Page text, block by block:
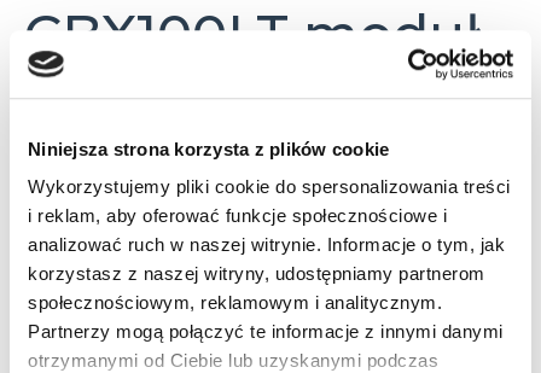
Niniejsza strona korzysta z plików cookie
Wykorzystujemy pliki cookie do spersonalizowania treści
i reklam, aby oferować funkcje społecznościowe i
analizować ruch w naszej witrynie. Informacje o tym, jak
korzystasz z naszej witryny, udostępniamy partnerom
społecznościowym, reklamowym i analitycznym.
Partnerzy mogą połączyć te informacje z innymi danymi
otrzymanymi od Ciebie lub uzyskanymi podczas
CBX100LT moduł
połączeniowy –
niskie
temperatury (PN:
93A301069)
CBX100LT moduł połączeniowy – niskie
temperatury